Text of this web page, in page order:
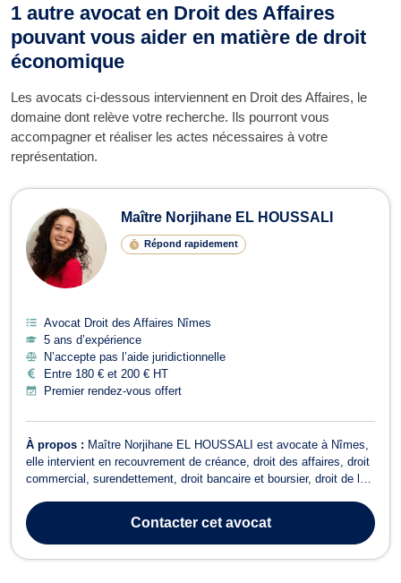
1 autre avocat en Droit des Affaires
pouvant vous aider en matière de droit
économique
Les avocats ci-dessous interviennent en Droit des Affaires, le
domaine dont relève votre recherche. Ils pourront vous
accompagner et réaliser les actes nécessaires à votre
représentation.
Maître Norjihane EL HOUSSALI
Répond rapidement
Avocat Droit des Affaires Nîmes
5 ans d’expérience
N’accepte pas l’aide juridictionnelle
Entre 180 € et 200 € HT
Premier rendez-vous offert
À propos : Maître Norjihane EL HOUSSALI est avocate à Nîmes,
elle intervient en recouvrement de créance, droit des affaires, droit
commercial, surendettement, droit bancaire et boursier, droit de la
expertise à votre service pour vous accompagner dans diverses
démarches juridique...Contactercet avocat